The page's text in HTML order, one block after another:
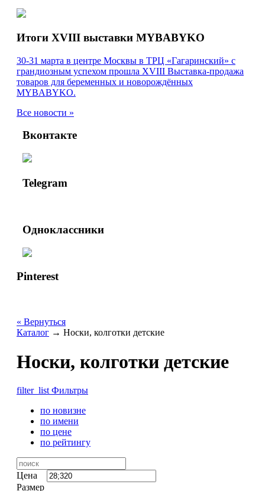
Итоги XVIII выставки MYBABYKO
30-31 марта в центре Москвы в ТРЦ «Гагаринский» с
грандиозным успехом прошла XVIII Выставка-продажа
товаров для беременных и новорождённых
MYBABYKO.
Все новости »
Вконтакте
Telegram
Одноклассники
Pinterest
« Вернуться
Каталог → Носки, колготки детские
Носки, колготки детские
filter_list Фильтры
по новизне
по имени
по цене
по рейтингу
Цена
Размер